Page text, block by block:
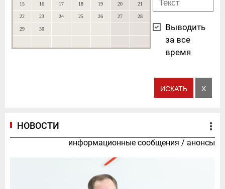
15 16 17 18 19 20 21
22 23 24 25 26 27 28
29 30
Выводить
за все
время
НОВОСТИ
информационные сообщения / анонсы